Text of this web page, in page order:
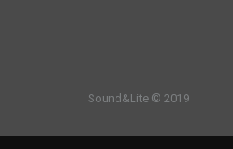
Sound&Lite © 2019